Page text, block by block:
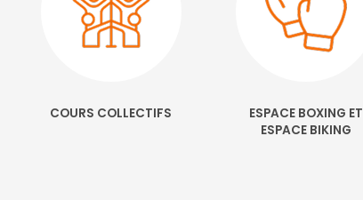
COURS COLLECTIFS
ESPACE BOXING ET
ESPACE BIKING